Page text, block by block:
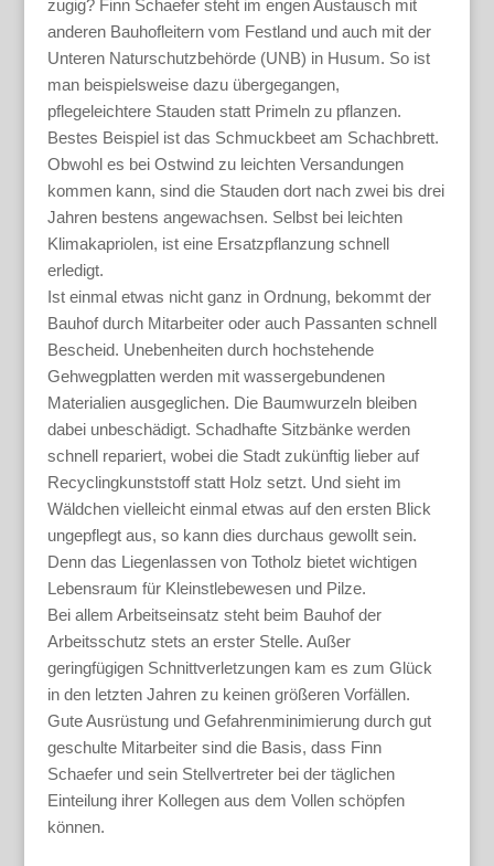
zugig? Finn Schaefer steht im engen Austausch mit
anderen Bauhofleitern vom Festland und auch mit der
Unteren Naturschutzbehörde (UNB) in Husum. So ist
man beispielsweise dazu übergegangen,
pflegeleichtere Stauden statt Primeln zu pflanzen.
Bestes Beispiel ist das Schmuckbeet am Schachbrett.
Obwohl es bei Ostwind zu leichten Versandungen
kommen kann, sind die Stauden dort nach zwei bis drei
Jahren bestens angewachsen. Selbst bei leichten
Klimakapriolen, ist eine Ersatzpflanzung schnell
erledigt.
Ist einmal etwas nicht ganz in Ordnung, bekommt der
Bauhof durch Mitarbeiter oder auch Passanten schnell
Bescheid. Unebenheiten durch hochstehende
Gehwegplatten werden mit wassergebundenen
Materialien ausgeglichen. Die Baumwurzeln bleiben
dabei unbeschädigt. Schadhafte Sitzbänke werden
schnell repariert, wobei die Stadt zukünftig lieber auf
Recyclingkunststoff statt Holz setzt. Und sieht im
Wäldchen vielleicht einmal etwas auf den ersten Blick
ungepflegt aus, so kann dies durchaus gewollt sein.
Denn das Liegenlassen von Totholz bietet wichtigen
Lebensraum für Kleinstlebewesen und Pilze.
Bei allem Arbeitseinsatz steht beim Bauhof der
Arbeitsschutz stets an erster Stelle. Außer
geringfügigen Schnittverletzungen kam es zum Glück
in den letzten Jahren zu keinen größeren Vorfällen.
Gute Ausrüstung und Gefahrenminimierung durch gut
geschulte Mitarbeiter sind die Basis, dass Finn
Schaefer und sein Stellvertreter bei der täglichen
Einteilung ihrer Kollegen aus dem Vollen schöpfen
können.